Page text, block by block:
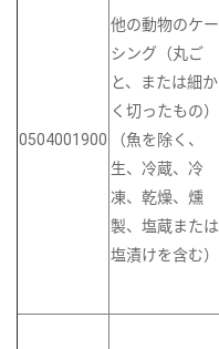
0504001900
他の動物のケー
シング（丸ご
と、または細か
く切ったもの）
（魚を除く、
生、冷蔵、冷
凍、乾燥、燻
製、塩蔵または
塩漬けを含む）